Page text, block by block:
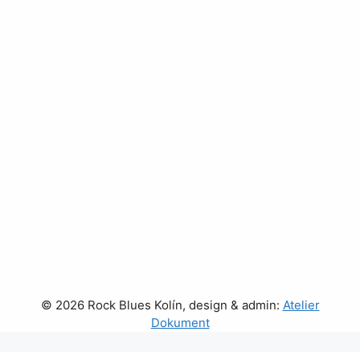
© 2026 Rock Blues Kolín, design & admin: Atelier
Dokument